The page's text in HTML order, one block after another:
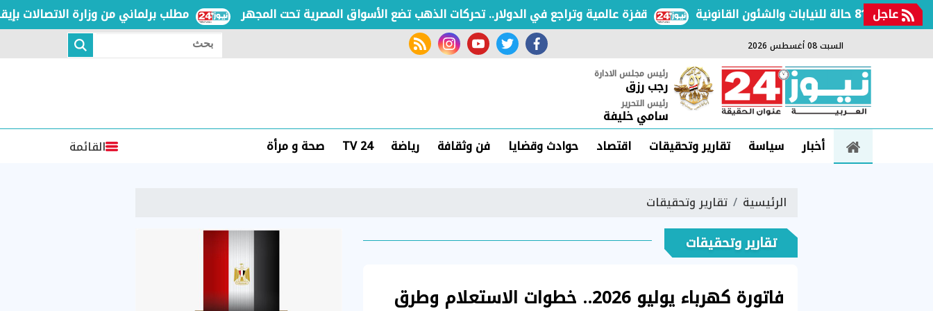
عاجل مطلب برلماني من وزارة الاتصالات بإيقاف قفزة عالمية وتراجع في الدولار.. تحركات الذهب تضع الأسواق المصرية تحت المجهر
السبت 08 أغسطس 2026 facebook
twitter
youtube
instagram
rss feed
بحث
رئيس مجلس الادارة
رجب رزق
رئيس التحرير
سامي خليفة
أخبار
سياسة تقارير وتحقيقات اقتصاد حوادث وقضايا فن وثقافة رياضة TV 24 صحة و مرأة القائمة
الرئيسية تقارير وتحقيقات
تقارير وتحقيقات
فاتورة كهرباء يوليو 2026.. خطوات الاستعلام وطرق